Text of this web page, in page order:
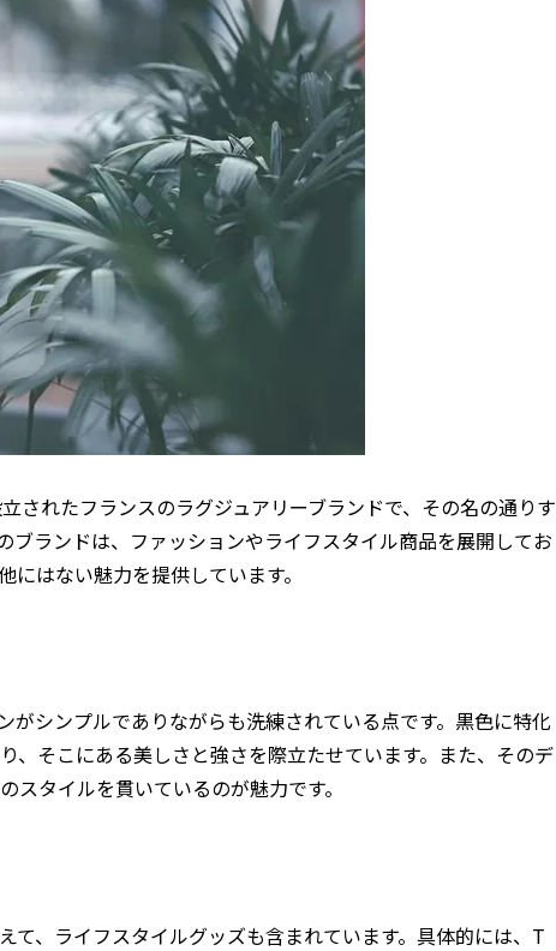
されたフランスのラグジュアリーブランドで、その名の通りす
ブランドは、ファッションやライフスタイル商品を展開してお
はない魅力を提供しています。
がシンプルでありながらも洗練されている点です。黒色に特化
、そこにある美しさと強さを際立たせています。また、そのデ
タイルを貫いているのが魅力です。
て、ライフスタイルグッズも含まれています。具体的には、T